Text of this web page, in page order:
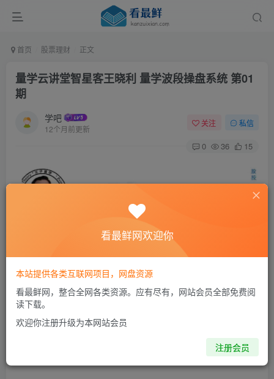
首页 股票理财 正文
量学云讲堂智星客王晓利 量学波段操盘系统 第01
期
学吧
12个月前更新
关注 私信
0 36 15
量学云讲堂智星客王晓利 量学波段操盘系统 第01期资源简
看最鲜网欢迎你
本站提供各类互联网项目，网盘资源
看最鲜网，整合全网各类资源。应有尽有，网站会员全部免费阅
读下载。
欢迎你注册升级为本网站会员
注册会员